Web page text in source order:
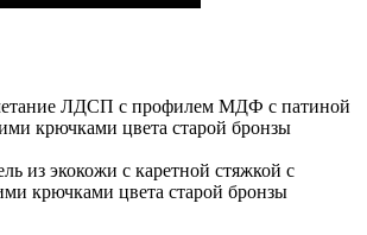
ЛДСП с профилем МДФ с патиной
крючками цвета старой бронзы
из экокожи с каретной стяжкой с
крючками цвета старой бронзы